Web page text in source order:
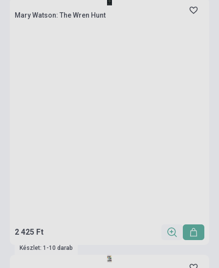
Mary Watson: The Wren Hunt
2 425 Ft
Készlet: 1-10 darab